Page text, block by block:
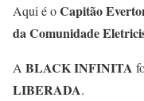
Aqui é oCapitão
da Comunidade
A BLACK INFINITA
LIBERADA.